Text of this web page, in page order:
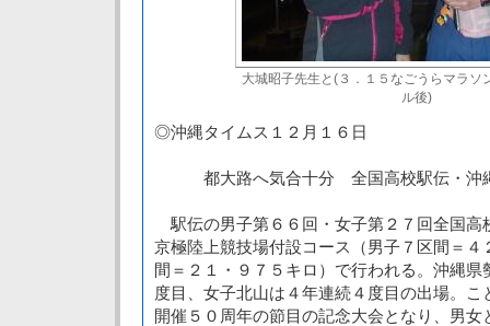
大城昭子先生と(３．１５なごうらマラソ
ル後)
◎沖縄タイムス１２月１６日
都大路へ気合十分 全国高校駅伝・沖
駅伝の男子第６６回・女子第２７回全国高
京極陸上競技場付設コース（男子７区間＝４
間＝２１・９７５キロ）で行われる。沖縄
度目、女子北山は４年連続４度目の出場。
開催５０周年の節目の記念大会となり、男